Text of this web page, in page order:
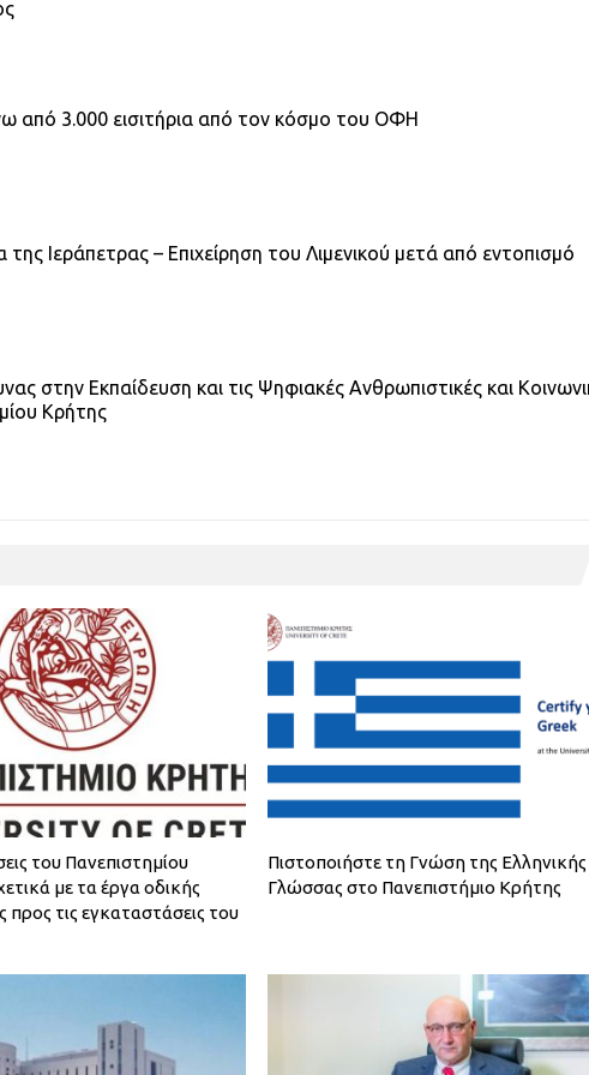
από 3.000 εισιτήρια από τον κόσμο του ΟΦΗ
Ιεράπετρας – Επιχείρηση του Λιμενικού μετά από εντοπισμό
στην Εκπαίδευση και τις Ψηφιακές Ανθρωπιστικές και
Κρήτης
του Πανεπιστημίου
με τα έργα οδικής
προς τις εγκαταστάσεις του
Πιστοποιήστε τη Γνώση της Ελληνικής
Γλώσσας στο Πανεπιστήμιο Κρήτης